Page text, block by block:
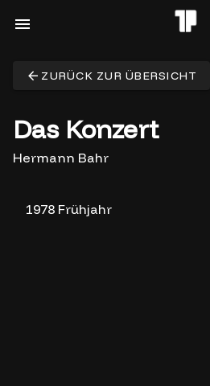
ZURÜCK ZUR ÜBERSICHT
Das Konzert
Hermann Bahr
1978 Frühjahr